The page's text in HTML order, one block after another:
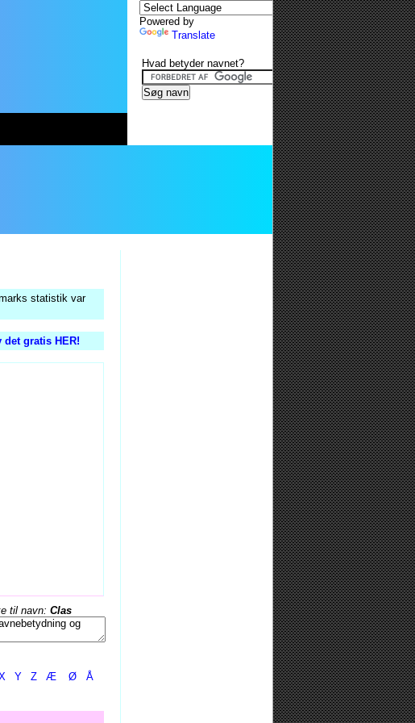
statistik var
det gratis HER!
til navn: Clas
Y Z Æ Ø Å
Powered by
Translate
Hvad betyder navnet?